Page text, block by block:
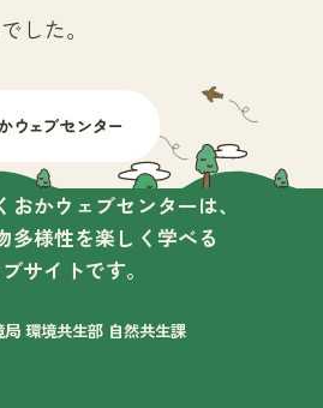
した。
かウェブセンターは、
多様性を楽しく学べる
サイトです。
環境共生部 自然共生課